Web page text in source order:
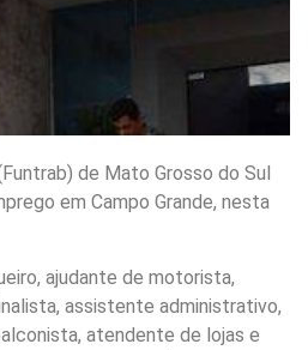
de Mato Grosso do Sul
em Campo Grande, nesta
ajudante de motorista,
assistente administrativo,
atendente de lojas e